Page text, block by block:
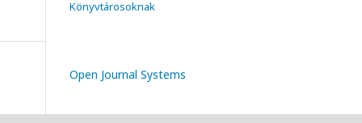
Könyvtárosoknak
Open Journal Systems